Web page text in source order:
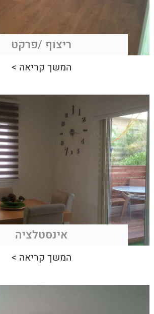
ריצוף /פרקט
המשך קריאה >
אינסטלציה
המשך קריאה >